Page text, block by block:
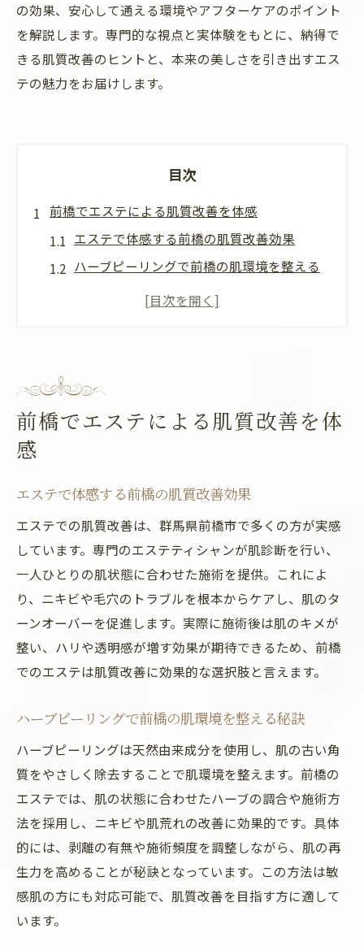
の効果、安心して通える環境やアフターケアのポイント
を解説します。専門的な視点と実体験をもとに、納得で
きる肌質改善のヒントと、本来の美しさを引き出すエス
テの魅力をお届けします。
目次
前橋でエステによる肌質改善を体感
エステで体感する前橋の肌質改善効果
ハーブピーリングで前橋の肌環境を整える
る方法
エステ施術後の肌変化を前橋で実感する理
前橋のエステで毛穴とニキビの悩みを解消
肌質改善の鍵を握るエステ施術の選び方
ハーブピーリング効果で肌トラブルから卒
業
群馬のエステが支持される理由と施術の流
敏感肌でも安心な前橋のエステ施術ポイン
ニキビ改善なら前橋のエステが鍵
エステで叶える前橋のニキビ集中ケア法
ハーブピーリングで根本からニキビ改善へ
美容皮膚科級のエステでニキビに悩まない
肌へ
群馬のエステが支持されるニキビ対策の秘
前橋でエステによる肌質改善を体
感
エステで体感する前橋の肌質改善効果
エステでの肌質改善は、群馬県前橋市で多くの方が実感
しています。専門のエステティシャンが肌診断を行い、
一人ひとりの肌状態に合わせた施術を提供。これによ
り、ニキビや毛穴のトラブルを根本からケアし、肌のタ
ーンオーバーを促進します。実際に施術後は肌のキメが
整い、ハリや透明感が増す効果が期待できるため、前橋
でのエステは肌質改善に効果的な選択肢と言えます。
ハーブピーリングで前橋の肌環境を整える秘訣
ハーブピーリングは天然由来成分を使用し、肌の古い角
質をやさしく除去することで肌環境を整えます。前橋の
エステでは、肌の状態に合わせたハーブの調合や施術方
法を採用し、ニキビや肌荒れの改善に効果的です。具体
的には、剥離の有無や施術頻度を調整しながら、肌の再
生力を高めることが秘訣となっています。この方法は敏
感肌の方にも対応可能で、肌質改善を目指す方に適して
います。